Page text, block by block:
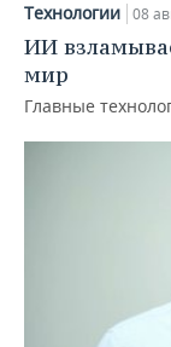
Технологии 08
ИИ
мир
Главные